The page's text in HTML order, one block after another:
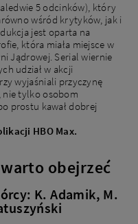
5 odcinków), który
wśród krytyków, jak i
jest oparta na
która miała miejsce w
Jądrowej. Serial wiernie
udział w akcji
wyjaśniali przyczynę
nie tylko osobom
prostu kawał dobrej
HBO Max.
obejrzeć
K. Adamik, M.